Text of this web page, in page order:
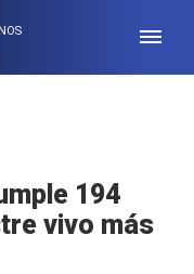
194
vivo más